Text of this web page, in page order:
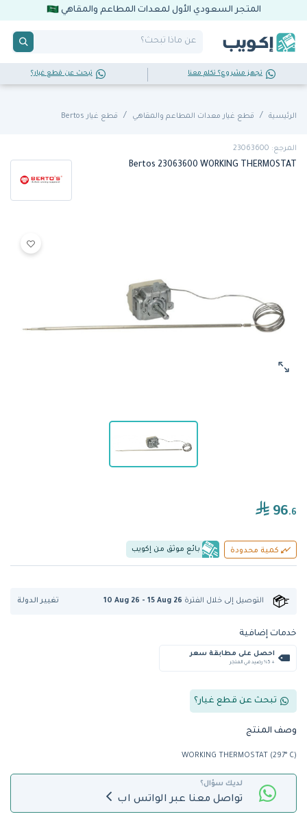
المتجر السعودي الأول لمعدات المطاعم والمقاهي
تجهز مشروع؟ تكلم معنا تبحث عن قطع غيار؟
الرئيسية قطع غيار معدات المطاعم والمقاهي قطع غيار Bertos
المرجع: 23063600
Bertos 23063600 WORKING THERMOSTAT
96.6
كمية محدودة بائع موثق من إكويب
التوصيل إلى خلال الفترة 10 Aug 26 - 15 Aug 26 تغيير الدولة
خدمات إضافية
احصل على مطابقة سعر
+ %5 رصيد في المتجر
تبحث عن قطع غيار؟
وصف المنتج
WORKING THERMOSTAT (297° C)
لديك سؤال؟
تواصل معنا عبر الواتس اب